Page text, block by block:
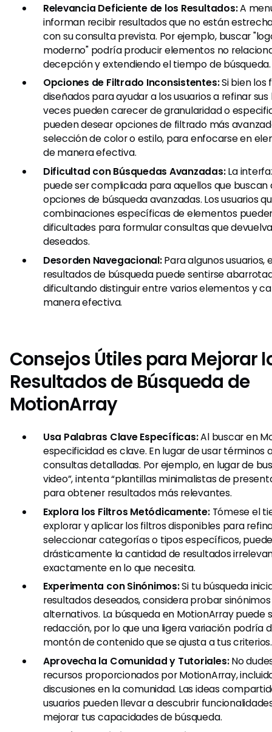
Relevancia Deficiente de los Resultados:A
informan recibir resultados que no están
con su consulta prevista. Por ejemplo, buscar
moderno" podría producir elementos no
decepción y extendiendo el tiempo de búsqueda.
Opciones de Filtrado Inconsistentes:Si bien los
diseñados para ayudar a los usuarios a refinar sus
veces pueden carecer de granularidad o
pueden desear opciones de filtrado más
selección de color o estilo, para enfocarse en
de manera efectiva.
Dificultad con Búsquedas Avanzadas:La
puede ser complicada para aquellos que
opciones de búsqueda avanzadas. Los usuarios
combinaciones específicas de elementos
dificultades para formular consultas que
deseados.
Desorden Navegacional:Para algunos usuarios,
resultados de búsqueda puede sentirse
dificultando distinguir entre varios elementos y
manera efectiva.
Consejos Útiles para Mejorar
Resultados de Búsqueda de
MotionArray
Usa Palabras Clave Específicas:Al buscar en
especificidad es clave. En lugar de usar términos
consultas detalladas. Por ejemplo, en lugar de
video”, intenta “plantillas minimalistas de
para obtener resultados más relevantes.
Explora los Filtros Metódicamente:Tómese el
explorar y aplicar los filtros disponibles para
seleccionar categorías o tipos específicos,
drásticamente la cantidad de resultados
exactamente en lo que necesita.
Experimenta con Sinónimos:Si tu búsqueda
resultados deseados, considera probar
alternativos. La búsqueda en MotionArray puede
redacción, por lo que una ligera variación podría
montón de contenido que se ajusta a tus criterios.
Aprovecha la Comunidad y Tutoriales:No
recursos proporcionados por MotionArray,
discusiones en la comunidad. Las ideas
usuarios pueden llevar a descubrir
mejorar tus capacidades de búsqueda.